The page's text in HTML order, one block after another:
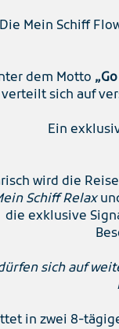
Die Mein Schiff
dem Motto
sich auf
Ein
wird die
Schiff Relax
die exklusive
sich auf
in zwei 8-